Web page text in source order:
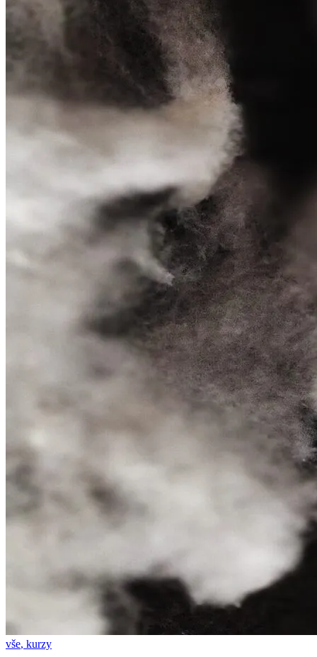
vše, kurzy